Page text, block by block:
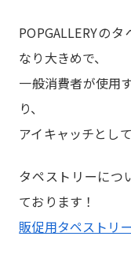
POPGALLERYの
なり大きめで、
一般消費者が使用
り、
アイキャッチとし
タペストリーにつ
ております！
販促用タペストリ